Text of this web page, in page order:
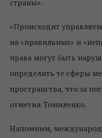
страны».
«Происходит
на «правильных» и
права могут быть
определить те сферы
пространства, что за
отметил Томиленко.
Напомним,